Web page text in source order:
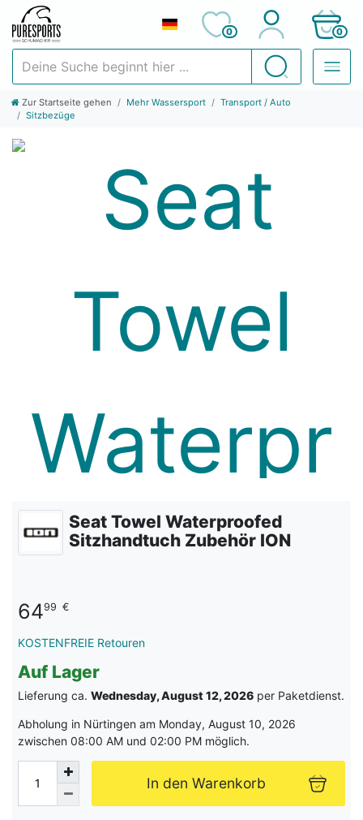
Suchen
0 0
Zur Startseite gehen Mehr Wassersport
Transport / Auto
Sitzbezüge
Seat Towel Waterproofed
Sitzhandtuch Zubehör ION
6499 €
KOSTENFREIE Retouren
Auf Lager
Lieferung ca. Wednesday, August 12, 2026 per Paketdienst.
Abholung in Nürtingen am Monday, August 10, 2026
zwischen 08:00 AM und 02:00 PM möglich.
In den Warenkorb